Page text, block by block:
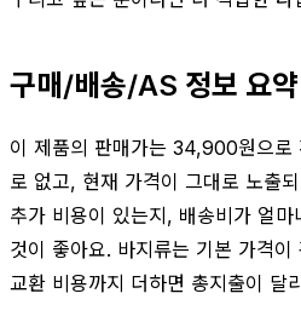
구매/배송/AS 정보 요약
이 제품의 판매가는 34,900원으로
로 없고, 현재 가격이 그대로 노출
추가 비용이 있는지, 배송비가 얼
것이 좋아요. 바지류는 기본 가격
교환 비용까지 더하면 총지출이 달